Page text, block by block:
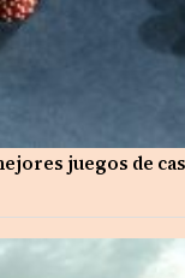
juegos de